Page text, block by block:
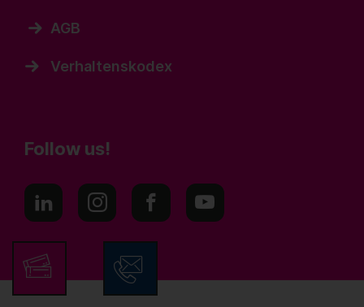
AGB
Verhaltenskodex
Follow us!